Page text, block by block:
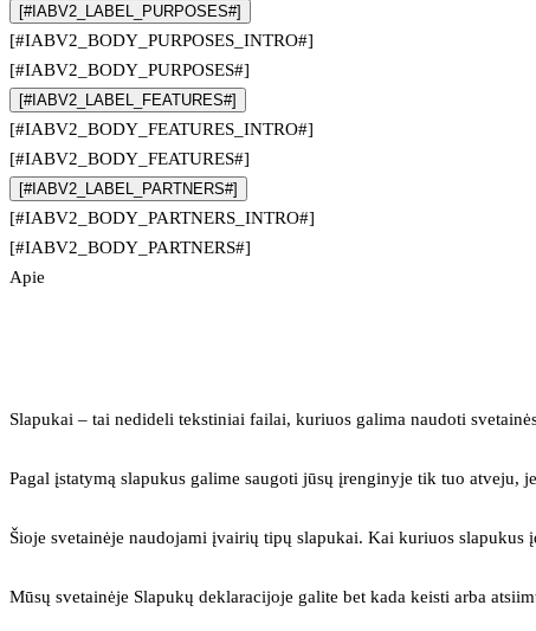
[#IABV2_LABEL_PURPOSES#]
[#IABV2_BODY_PURPOSES_INTRO#]
[#IABV2_BODY_PURPOSES#]
[#IABV2_LABEL_FEATURES#]
[#IABV2_BODY_FEATURES_INTRO#]
[#IABV2_BODY_FEATURES#]
[#IABV2_LABEL_PARTNERS#]
[#IABV2_BODY_PARTNERS_INTRO#]
[#IABV2_BODY_PARTNERS#]
Apie
Slapukai – tai nedideli tekstiniai failai, kuriuos galima naudoti
Pagal įstatymą slapukus galime saugoti jūsų įrenginyje tik tuo
Šioje svetainėje naudojami įvairių tipų slapukai. Kai kuriuos slapukus
Mūsų svetainėje Slapukų deklaracijoje galite bet kada keisti arba